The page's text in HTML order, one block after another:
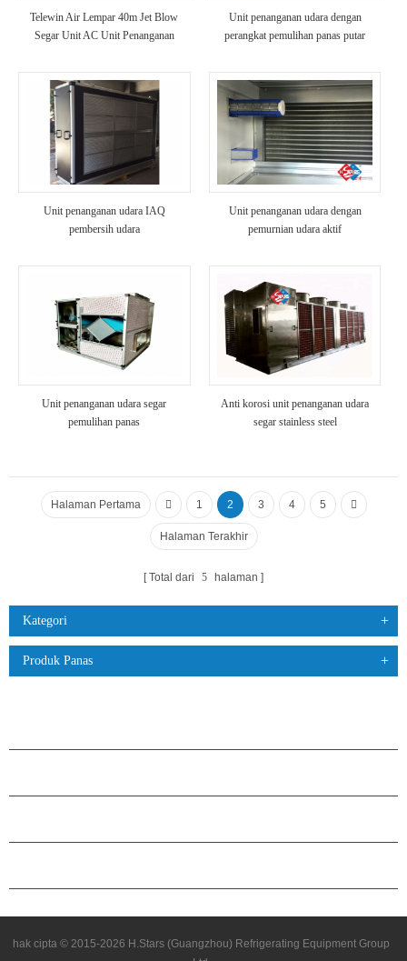
Telewin Air Lempar 40m Jet Blow
Segar Unit AC Unit Penanganan
Unit penanganan udara dengan
perangkat pemulihan panas putar
Unit penanganan udara IAQ
pembersih udara
Unit penanganan udara dengan
pemurnian udara aktif
Unit penanganan udara segar
pemulihan panas
Anti korosi unit penanganan udara
segar stainless steel
Halaman Pertama 1 2 3 4 5
Halaman Terakhir
Total dari 5 halaman
Kategori
Produk Panas
hak cipta © 2015-2026 H.Stars (Guangzhou) Refrigerating Equipment Group